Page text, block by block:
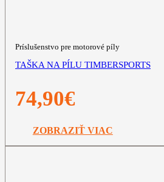
Príslušenstvo pre motorové píly
TAŠKA NA PÍLU TIMBERSPORTS
74,90€
ZOBRAZIŤ VIAC